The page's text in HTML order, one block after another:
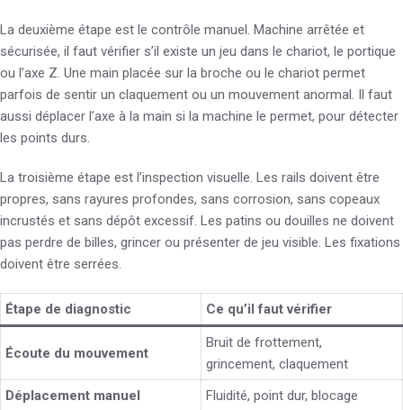
La deuxième étape est le contrôle manuel. Machine arrêtée et
sécurisée, il faut vérifier s’il existe un jeu dans le chariot, le portique
ou l’axe Z. Une main placée sur la broche ou le chariot permet
parfois de sentir un claquement ou un mouvement anormal. Il faut
aussi déplacer l’axe à la main si la machine le permet, pour détecter
les points durs.
La troisième étape est l’inspection visuelle. Les rails doivent être
propres, sans rayures profondes, sans corrosion, sans copeaux
incrustés et sans dépôt excessif. Les patins ou douilles ne doivent
pas perdre de billes, grincer ou présenter de jeu visible. Les fixations
doivent être serrées.
Étape de diagnostic Ce qu’il faut vérifier
Écoute du mouvement
Bruit de frottement,
grincement, claquement
Déplacement manuel
Fluidité, point dur, blocage